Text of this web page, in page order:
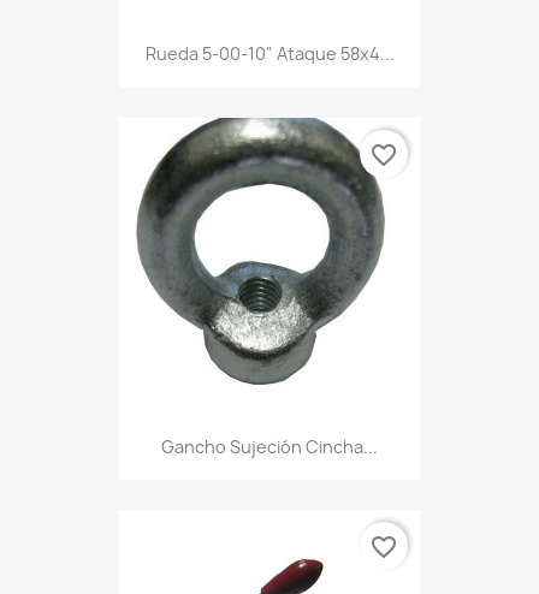
Rueda 5-00-10" Ataque 58x4...
Gancho Sujeción Cincha...
favorite_border
favorite_border